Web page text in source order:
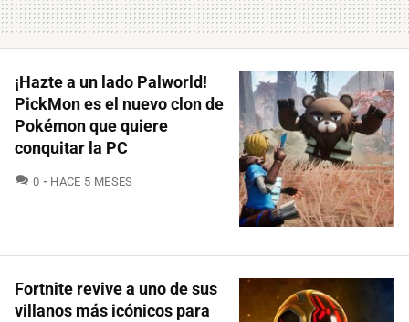
¡Hazte a un lado Palworld!
PickMon es el nuevo clon de
Pokémon que quiere
conquitar la PC
0 COMENTARIOS
HACE 5 MESES
Fortnite revive a uno de sus
villanos más icónicos para